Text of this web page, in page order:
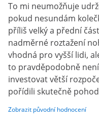
To mi neumožňuje
pokud nesundám
příliš velký a přední
nadměrné roztažení
vhodná pro vyšší lidi,
to pravděpodobně
investovat větší
pořídili skutečně
Zobrazit původní hodnocení